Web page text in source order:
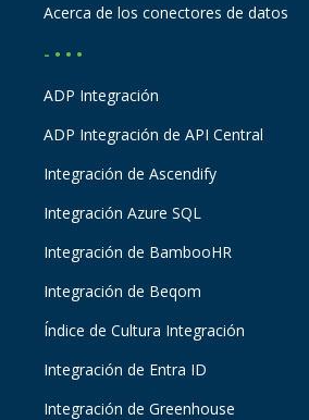
Acerca de los conectores de datos
- • • •
ADP Integración
ADP Integración de API Central
Integración de Ascendify
Integración Azure SQL
Integración de BambooHR
Integración de Beqom
Índice de Cultura Integración
Integración de Entra ID
Integración de Greenhouse